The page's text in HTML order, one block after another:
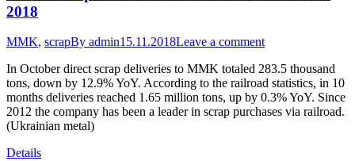
2018
MMK, scrapBy admin15.11.2018Leave a comment
In October direct scrap deliveries to MMK totaled 283.5 thousand
tons, down by 12.9% YoY. According to the railroad statistics, in 10
months deliveries reached 1.65 million tons, up by 0.3% YoY. Since
2012 the company has been a leader in scrap purchases via railroad.
(Ukrainian metal)
Details